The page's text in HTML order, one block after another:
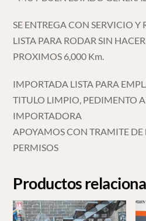
SE ENTREGA CON SERVICIO Y
LISTA PARA RODAR SIN
PROXIMOS 6,000 Km.
IMPORTADA LISTA PARA
TITULO LIMPIO, PEDIMENTO
IMPORTADORA
APOYAMOS CON TRAMITE
PERMISOS
Productos